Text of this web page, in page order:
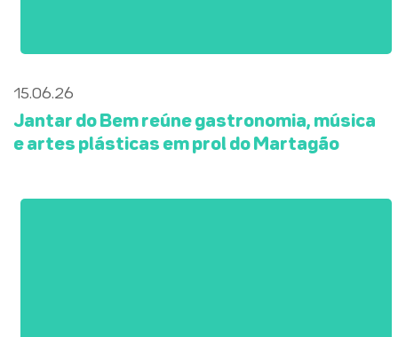
15.06.26
Jantar do Bem reúne gastronomia, música
e artes plásticas em prol do Martagão